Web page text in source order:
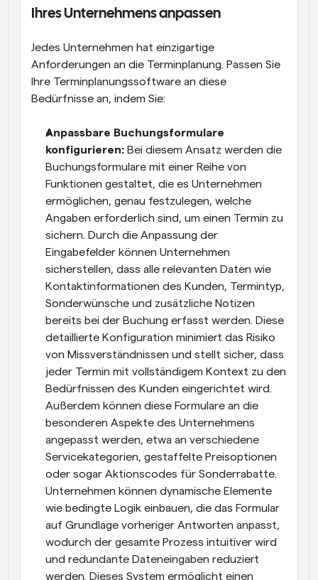
Ihres Unternehmens anpassen
Jedes Unternehmen hat einzigartige
Anforderungen an die Terminplanung. Passen Sie
Ihre Terminplanungssoftware an diese
Bedürfnisse an, indem Sie:
Anpassbare Buchungsformulare
konfigurieren: Bei diesem Ansatz werden die
Buchungsformulare mit einer Reihe von
Funktionen gestaltet, die es Unternehmen
ermöglichen, genau festzulegen, welche
Angaben erforderlich sind, um einen Termin zu
sichern. Durch die Anpassung der
Eingabefelder können Unternehmen
sicherstellen, dass alle relevanten Daten wie
Kontaktinformationen des Kunden, Termintyp,
Sonderwünsche und zusätzliche Notizen
bereits bei der Buchung erfasst werden. Diese
detaillierte Konfiguration minimiert das Risiko
von Missverständnissen und stellt sicher, dass
jeder Termin mit vollständigem Kontext zu den
Bedürfnissen des Kunden eingerichtet wird.
Außerdem können diese Formulare an die
besonderen Aspekte des Unternehmens
angepasst werden, etwa an verschiedene
Servicekategorien, gestaffelte Preisoptionen
oder sogar Aktionscodes für Sonderrabatte.
Unternehmen können dynamische Elemente
wie bedingte Logik einbauen, die das Formular
auf Grundlage vorheriger Antworten anpasst,
wodurch der gesamte Prozess intuitiver wird
und redundante Dateneingaben reduziert
werden. Dieses System ermöglicht einen